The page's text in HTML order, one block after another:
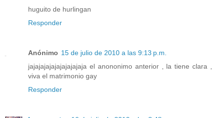
huguito de hurlingan
Responder
Anónimo 15 de julio de 2010 a las 9:13 p.m.
jajajajajajajajajajaja el anononimo anterior , la tiene clara ,
viva el matrimonio gay
Responder